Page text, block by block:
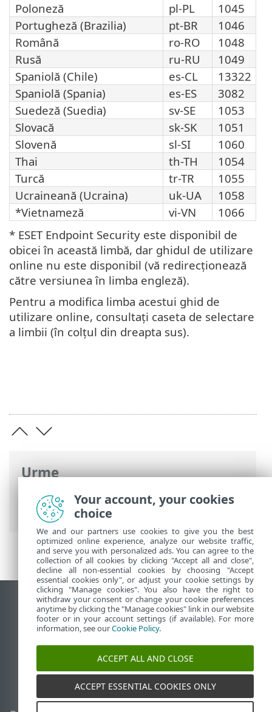
Urme
Ajutor online ESET>ESET Endpoint
Security >Specificatii > Limbi acceptate
Poloneză
pl-PL
1045
Portugheză (Brazilia)
pt-BR
1046
Română
ro-RO
1048
Rusă
ru-RU
1049
Spaniolă (Chile)
es-CL
13322
Spaniolă (Spania)
es-ES
3082
Suedeză (Suedia)
sv-SE
1053
Slovacă
sk-SK
1051
Slovenă
sl-SI
1060
Thai
th-TH
1054
Turcă
tr-TR
1055
Ucraineană (Ucraina)
uk-UA
1058
*Vietnameză
vi-VN
1066
* ESET Endpoint Security este disponibil de
obicei în această limbă, dar ghidul de utilizare
online nu este disponibil (vă redirecționează
către versiunea în limba engleză).
Pentru a modifica limba acestui ghid de
utilizare online, consultați caseta de selectare
a limbii (în colțul din dreapta sus).
Vizualizare site pentru desktop
End of Life
Baza de cunoștințe ESET
Forum ESET
ESET Status Portal
Asistenţă regională
Your account, your cookies
choice
We and our partners use cookies to give you the best
optimized online experience, analyze our website traffic,
and serve you with personalized ads. You can agree to the
collection of all cookies by clicking "Accept all and close",
decline all non-essential cookies by choosing "Accept
essential cookies only", or adjust your cookie settings by
clicking "Manage cookies". You also have the right to
withdraw your consent or change your cookie preferences
anytime by clicking the "Manage cookies" link in our website
footer or in your account settings (if available). For more
information, see ourCookie Policy.
ACCEPT ALL AND CLOSE
ACCEPT ESSENTIAL COOKIES ONLY